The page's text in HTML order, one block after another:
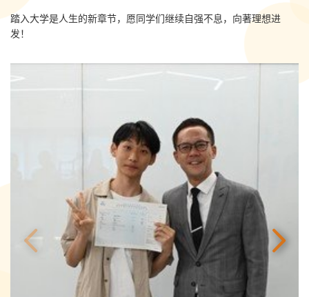
踏入大学是人生的新章节，愿同学们继续自强不息，向著理想进
发！